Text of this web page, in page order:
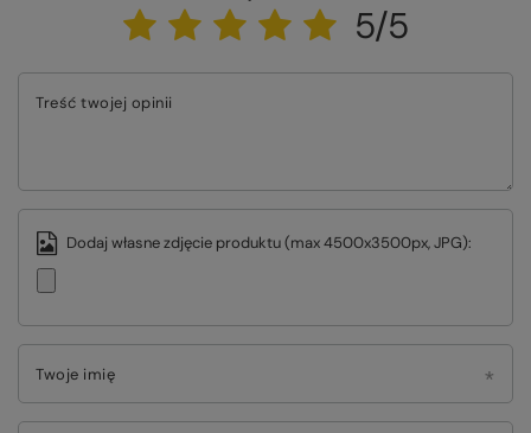
5/5
Treść twojej opinii
Dodaj własne zdjęcie produktu (max 4500x3500px, JPG):
Twoje imię